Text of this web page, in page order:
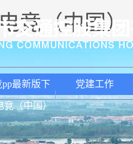
竞（中国）
pp最新版下
竞（中国）
党建工作